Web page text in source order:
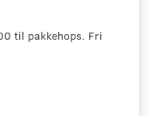
til pakkehops. Fri